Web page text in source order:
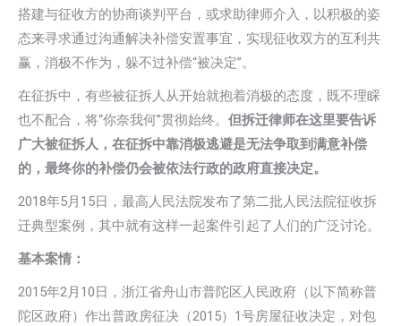
搭建与征收方的协商谈判平台，或求助律师介入，以积极的姿
态来寻求通过沟通解决补偿安置事宜，实现征收双方的互利共
赢，消极不作为，躲不过补偿“被决定”。
在征拆中，有些被征拆人从开始就抱着消极的态度，既不理睬
也不配合，将“你奈我何”贯彻始终。 但拆迁律师在这里要告诉
广大被征拆人，在征拆中靠消极逃避是无法争取到满意补偿
的，最终你的补偿仍会被依法行政的政府直接决定。
2018年5月15日，最高人民法院发布了第二批人民法院征收拆
迁典型案例，其中就有这样一起案件引起了人们的广泛讨论。
基本案情：
2015年2月10日，浙江省舟山市普陀区人民政府（以下简称普
陀区政府）作出普政房征决（2015）1号房屋征收决定，对包